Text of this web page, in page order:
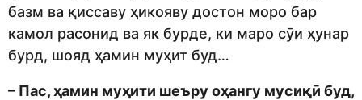
базм ва қиссаву ҳикояву достон моро бар
камол расонид ва як бурде, ки маро сӯи ҳунар
бурд, шояд ҳамин муҳит буд…
– Пас, ҳамин муҳити шеъру оҳангу мусиқӣ буд,